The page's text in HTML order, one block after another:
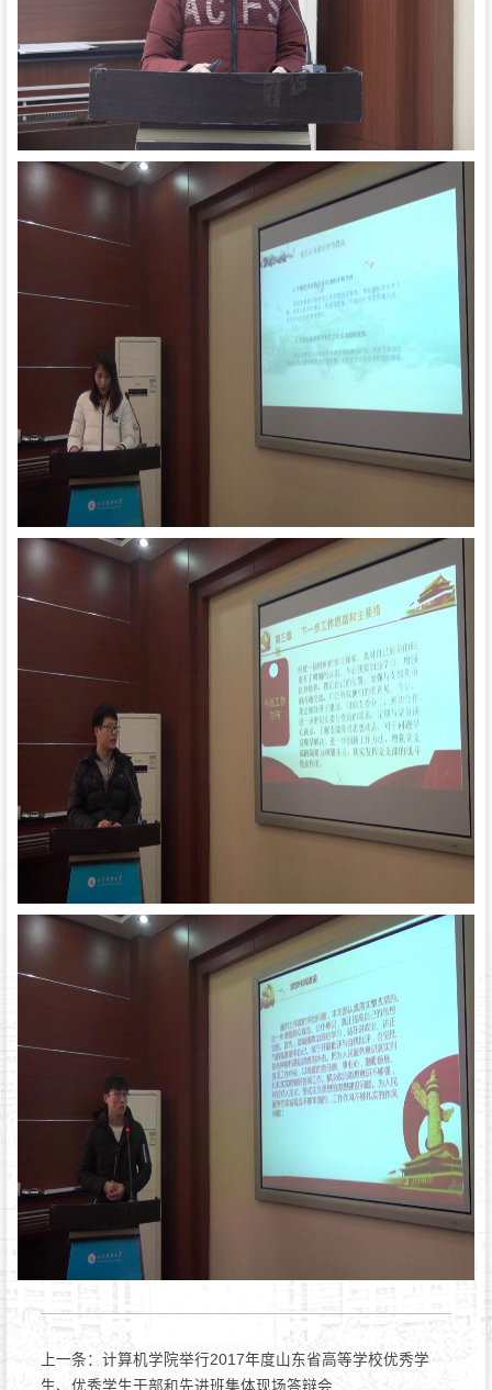
上一条： 计算机学院举行2017年度山东省高等学校优秀学
生、优秀学生干部和先进班集体现场答辩会